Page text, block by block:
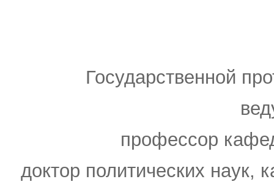
Государственной
профессор
доктор политических наук,